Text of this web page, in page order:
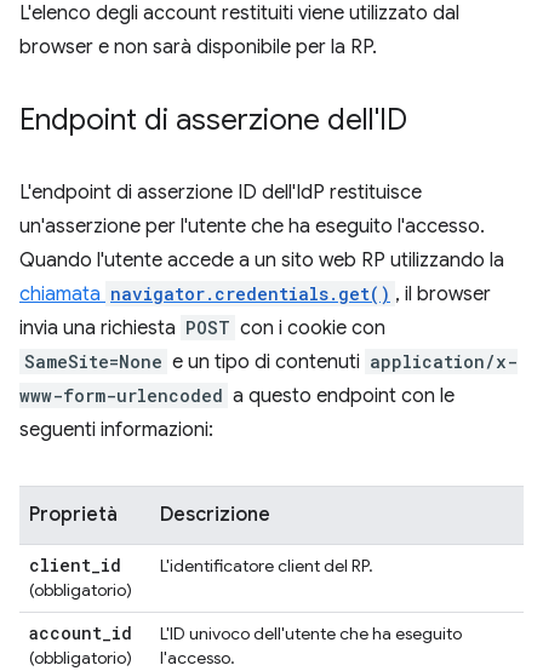
L'elenco degli account restituiti viene utilizzato dal
browser e non sarà disponibile per la RP.
Endpoint di asserzione dell'ID
L'endpoint di asserzione ID dell'IdP restituisce
un'asserzione per l'utente che ha eseguito l'accesso.
Quando l'utente accede a un sito web RP utilizzando la
chiamata navigator.credentials.get() , il browser
invia una richiesta POST con i cookie con
SameSite=None e un tipo di contenuti application/x-
www-form-urlencoded a questo endpoint con le
seguenti informazioni:
Proprietà Descrizione
client_id
(obbligatorio)
L'identificatore client del RP.
account_id
(obbligatorio)
L'ID univoco dell'utente che ha eseguito
l'accesso.